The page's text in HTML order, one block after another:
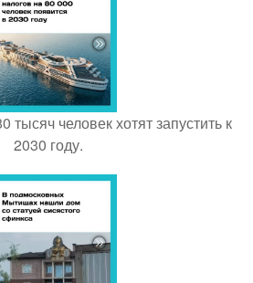
тысяч человек хотят запустить к
2030 году.